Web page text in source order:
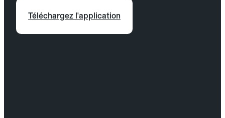
Téléchargez l'application